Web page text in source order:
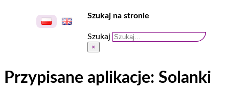
Szukaj na stronie
Szukaj
×
Przypisane aplikacje: Solanki